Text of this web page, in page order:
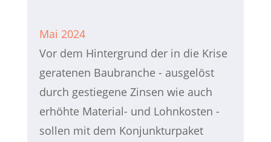
Mai 2024
Vor dem Hintergrund der in die Krise
geratenen Baubranche - ausgelöst
durch gestiegene Zinsen wie auch
erhöhte Material- und Lohnkosten -
sollen mit dem Konjunkturpaket